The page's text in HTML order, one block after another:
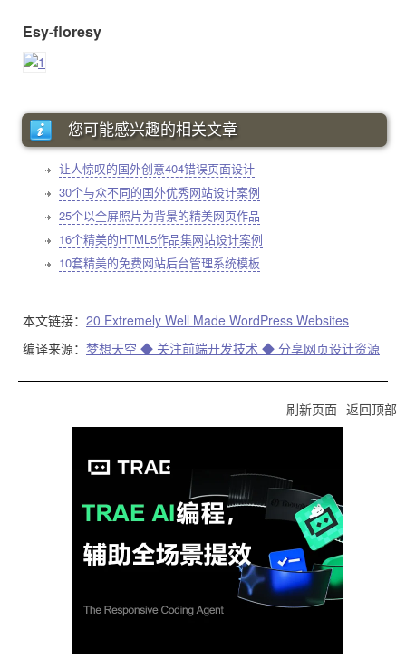
Esy-floresy
您可能感兴趣的相关文章
让人惊叹的国外创意404错误页面设计
30个与众不同的国外优秀网站设计案例
25个以全屏照片为背景的精美网页作品
16个精美的HTML5作品集网站设计案例
10套精美的免费网站后台管理系统模板
本文链接： 20 Extremely Well Made WordPress Websites
编译来源： 梦想天空 ◆ 关注前端开发技术 ◆ 分享网页设计资源
刷新页面 返回顶部